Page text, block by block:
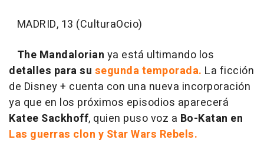
MADRID, 13 (CulturaOcio)
The Mandalorian ya está ultimando los
detalles para su segunda temporada. La ficción
de Disney + cuenta con una nueva incorporación
ya que en los próximos episodios aparecerá
Katee Sackhoff, quien puso voz a Bo-Katan en
Las guerras clon y Star Wars Rebels.